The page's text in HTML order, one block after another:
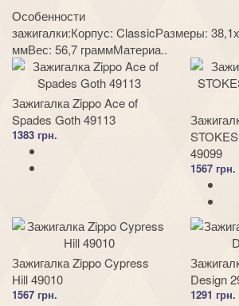
Особенности
зажигалки:Корпус: ClassicРазмеры:
ммВес: 56,7 граммМатериа..
Зажигалка Zippo Ace of
Spades Goth 49113
1383 грн.
49099
1567 грн.
Зажигалка Zippo Cypress
Hill 49010
1567 грн.
Design
1291 грн.